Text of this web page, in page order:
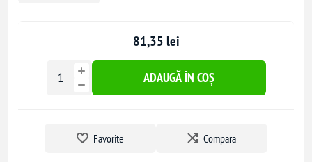
Consum redus de energie – doar 12W
Funcționare silențioasă – confort sporit în utilizare zilnică
Instalare ușoară – potrivit pentru montaj pe perete sau tavan
Model: VT-8005230
81,35 lei
ADAUGĂ ÎN COȘ
Favorite Compara